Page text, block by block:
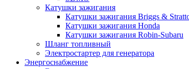
Катушки зажигания
Катушки зажигания Briggs &
Катушки зажигания Honda
Катушки зажигания Robin-Subaru
Шланг топливный
Электростартер для генератора
Энергоснабжение